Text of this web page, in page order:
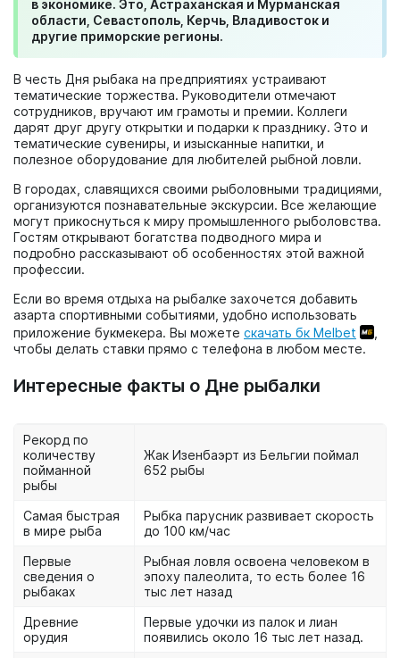
в экономике. Это, Астраханская и Мурманская
области, Севастополь, Керчь, Владивосток и
другие приморские регионы.
В честь Дня рыбака на предприятиях устраивают
тематические торжества. Руководители отмечают
сотрудников, вручают им грамоты и премии. Коллеги
дарят друг другу открытки и подарки к празднику. Это и
тематические сувениры, и изысканные напитки, и
полезное оборудование для любителей рыбной ловли.
В городах, славящихся своими рыболовными традициями,
организуются познавательные экскурсии. Все желающие
могут прикоснуться к миру промышленного рыболовства.
Гостям открывают богатства подводного мира и
подробно рассказывают об особенностях этой важной
профессии.
Если во время отдыха на рыбалке захочется добавить
азарта спортивными событиями, удобно использовать
приложение букмекера. Вы можете скачать бк Melbet
чтобы делать ставки прямо с телефона в любом месте.
Интересные факты о Дне рыбалки
Рекорд по
количеству
пойманной
рыбы
Жак Изенбаэрт из Бельгии поймал
652 рыбы
Самая быстрая
в мире рыба
Рыбка парусник развивает скорость
до 100 км/час
Первые
сведения о
рыбаках
Рыбная ловля освоена человеком в
эпоху палеолита, то есть более 16
тыс лет назад
Древние
орудия
Первые удочки из палок и лиан
появились около 16 тыс лет назад.